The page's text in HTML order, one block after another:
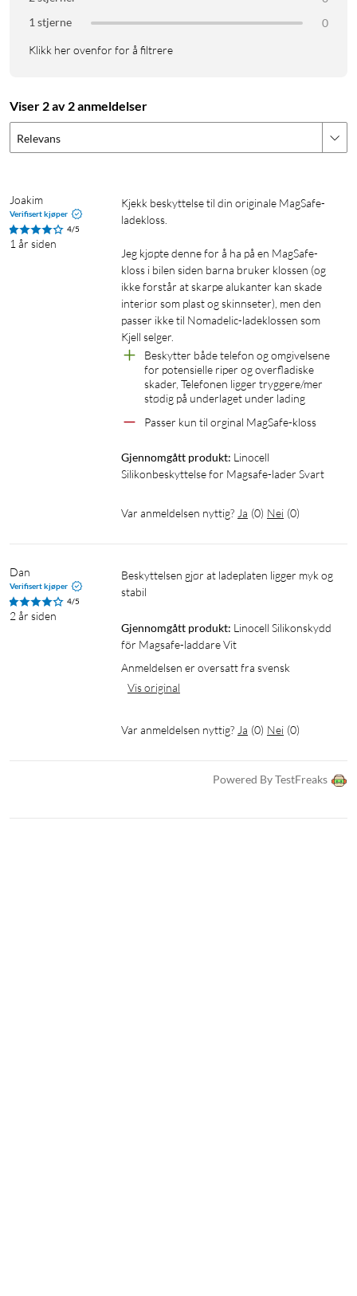
1 stjerne
0
Klikk her ovenfor for å filtrere
Viser 2 av 2 anmeldelser
Relevans
Joakim
Verifisert kjøper
4/5
1 år siden
Kjekk beskyttelse til din originale MagSafe-
ladekloss.
Jeg kjøpte denne for å ha på en MagSafe-
kloss i bilen siden barna bruker klossen (og
ikke forstår at skarpe alukanter kan skade
interiør som plast og skinnseter), men den
passer ikke til Nomadelic-ladeklossen som
Kjell selger.
Beskytter både telefon og omgivelsene
for potensielle riper og overfladiske
skader, Telefonen ligger tryggere/mer
stødig på underlaget under lading
Passer kun til orginal MagSafe-kloss
Gjennomgått produkt: Linocell
Silikonbeskyttelse for Magsafe-lader Svart
Var anmeldelsen nyttig? Ja (0) Nei (0)
Dan
Verifisert kjøper
4/5
2 år siden
Beskyttelsen gjør at ladeplaten ligger myk og
stabil
Gjennomgått produkt: Linocell Silikonskydd
för Magsafe-laddare Vit
Anmeldelsen er oversatt fra svensk
Vis original
Var anmeldelsen nyttig? Ja (0) Nei (0)
Powered By TestFreaks